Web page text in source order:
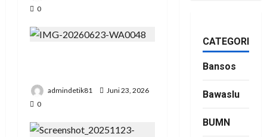
0
admindetik81
Juni 23, 2026
0
CATEGORIES
Bansos
Bawaslu
BUMN